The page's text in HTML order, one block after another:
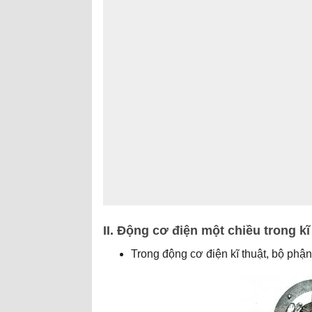
II. Động cơ điện một chiều trong
Trong động cơ điện kĩ thuật, bộ